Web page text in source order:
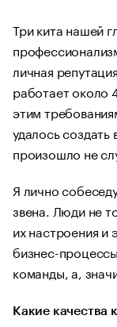
Три кита нашей
личная
работает около
этим
удалось
произошло не
Я лично
звена. Люди не
их настроения и
бизнес-
команды, а,
Какие качества